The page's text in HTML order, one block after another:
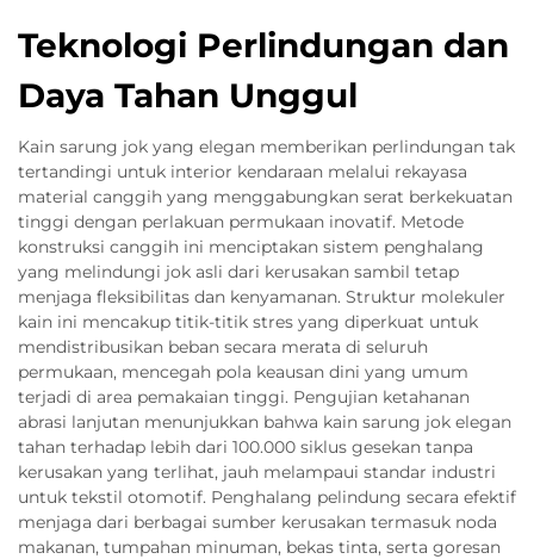
Teknologi Perlindungan dan
Daya Tahan Unggul
Kain sarung jok yang elegan memberikan perlindungan tak
tertandingi untuk interior kendaraan melalui rekayasa
material canggih yang menggabungkan serat berkekuatan
tinggi dengan perlakuan permukaan inovatif. Metode
konstruksi canggih ini menciptakan sistem penghalang
yang melindungi jok asli dari kerusakan sambil tetap
menjaga fleksibilitas dan kenyamanan. Struktur molekuler
kain ini mencakup titik-titik stres yang diperkuat untuk
mendistribusikan beban secara merata di seluruh
permukaan, mencegah pola keausan dini yang umum
terjadi di area pemakaian tinggi. Pengujian ketahanan
abrasi lanjutan menunjukkan bahwa kain sarung jok elegan
tahan terhadap lebih dari 100.000 siklus gesekan tanpa
kerusakan yang terlihat, jauh melampaui standar industri
untuk tekstil otomotif. Penghalang pelindung secara efektif
menjaga dari berbagai sumber kerusakan termasuk noda
makanan, tumpahan minuman, bekas tinta, serta goresan